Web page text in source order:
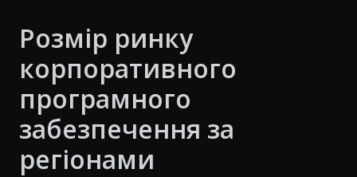
Розмір ринку
корпоративного
програмного
забезпечення за
регіонами